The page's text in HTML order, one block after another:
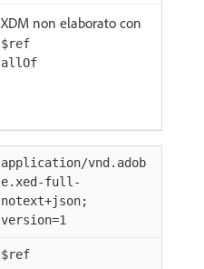
XDM non elaborato con
$ref
allOf
application/vnd.adob
e.xed-full-
notext+json;
version=1
$ref